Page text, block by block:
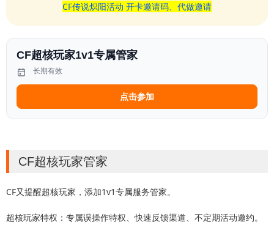
CF传说炽阳活动 开卡邀请码、代做邀请
CF超核玩家1v1专属管家
长期有效
点击参加
CF超核玩家管家
CF又提醒超核玩家，添加1v1专属服务管家。
超核玩家特权：专属误操作特权、快速反馈渠道、不定期活动邀约。